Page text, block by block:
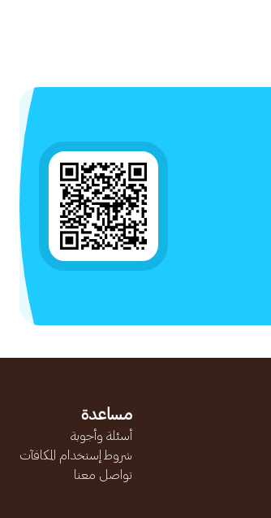
مساعدة
أسئلة وأجوبة
شروط إستخدام المكافآت
تواصل معنا